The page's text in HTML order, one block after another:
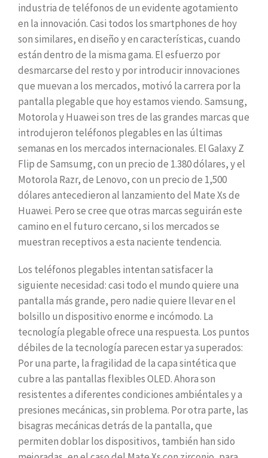
industria de teléfonos de un evidente agotamiento
en la innovación. Casi todos los smartphones de hoy
son similares, en diseño y en características, cuando
están dentro de la misma gama. El esfuerzo por
desmarcarse del resto y por introducir innovaciones
que muevan a los mercados, motivó la carrera por la
pantalla plegable que hoy estamos viendo. Samsung,
Motorola y Huawei son tres de las grandes marcas que
introdujeron teléfonos plegables en las últimas
semanas en los mercados internacionales. El Galaxy Z
Flip de Samsumg, con un precio de 1.380 dólares, y el
Motorola Razr, de Lenovo, con un precio de 1,500
dólares antecedieron al lanzamiento del Mate Xs de
Huawei. Pero se cree que otras marcas seguirán este
camino en el futuro cercano, si los mercados se
muestran receptivos a esta naciente tendencia.
Los teléfonos plegables intentan satisfacer la
siguiente necesidad: casi todo el mundo quiere una
pantalla más grande, pero nadie quiere llevar en el
bolsillo un dispositivo enorme e incómodo. La
tecnología plegable ofrece una respuesta. Los puntos
débiles de la tecnología parecen estar ya superados:
Por una parte, la fragilidad de la capa sintética que
cubre a las pantallas flexibles OLED. Ahora son
resistentes a diferentes condiciones ambiéntales y a
presiones mecánicas, sin problema. Por otra parte, las
bisagras mecánicas detrás de la pantalla, que
permiten doblar los dispositivos, también han sido